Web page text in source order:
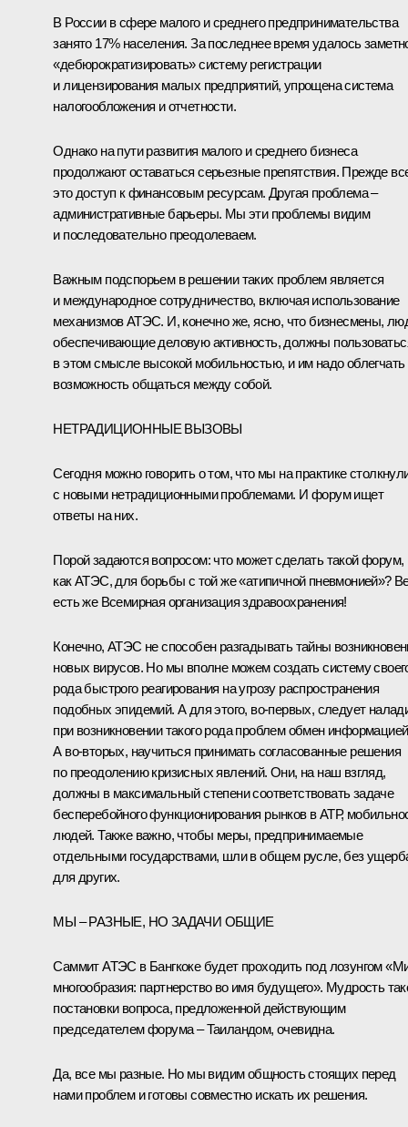
В России в сфере малого и среднего предпринимательства
занято 17% населения. За последнее время удалось
«дебюрократизировать» систему регистрации
и лицензирования малых предприятий, упрощена система
налогообложения и отчетности.
Однако на пути развития малого и среднего бизнеса
продолжают оставаться серьезные препятствия. Прежде
это доступ к финансовым ресурсам. Другая проблема –
административные барьеры. Мы эти проблемы видим
и последовательно преодолеваем.
Важным подспорьем в решении таких проблем является
и международное сотрудничество, включая использование
механизмов АТЭС. И, конечно же, ясно, что бизнесмены,
обеспечивающие деловую активность, должны
в этом смысле высокой мобильностью, и им надо облегчать
возможность общаться между собой.
НЕТРАДИЦИОННЫЕ ВЫЗОВЫ
Сегодня можно говорить о том, что мы на практике
с новыми нетрадиционными проблемами. И форум ищет
ответы на них.
Порой задаются вопросом: что может сделать такой форум,
как АТЭС, для борьбы с той же «атипичной пневмонией»?
есть же Всемирная организация здравоохранения!
Конечно, АТЭС не способен разгадывать тайны
новых вирусов. Но мы вполне можем создать систему
рода быстрого реагирования на угрозу распространения
подобных эпидемий. А для этого, во‑первых, следует
при возникновении такого рода проблем обмен
А во‑вторых, научиться принимать согласованные решения
по преодолению кризисных явлений. Они, на наш взгляд,
должны в максимальный степени соответствовать задаче
бесперебойного функционирования рынков в АТР,
людей. Также важно, чтобы меры, предпринимаемые
отдельными государствами, шли в общем русле, без
для других.
МЫ – РАЗНЫЕ, НО ЗАДАЧИ ОБЩИЕ
Саммит АТЭС в Бангкоке будет проходить под лозунгом
многообразия: партнерство во имя будущего». Мудрость
постановки вопроса, предложенной действующим
председателем форума – Таиландом, очевидна.
Да, все мы разные. Но мы видим общность стоящих перед
нами проблем и готовы совместно искать их решения.